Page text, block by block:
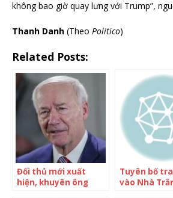
không bao giờ quay lưng với Trump”,
Thanh Danh (Theo Politico)
Related Posts:
Đối thủ mới xuất
hiện, khuyên ông
Tuyên bố
vào Nhà